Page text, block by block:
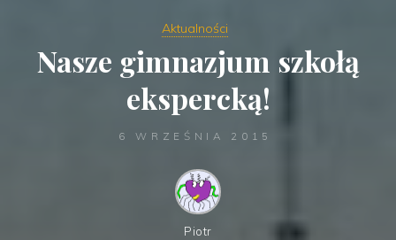
Aktualności
Nasze gimnazjum szkołą
ekspercką!
6 WRZEŚNIA 2015
Piotr